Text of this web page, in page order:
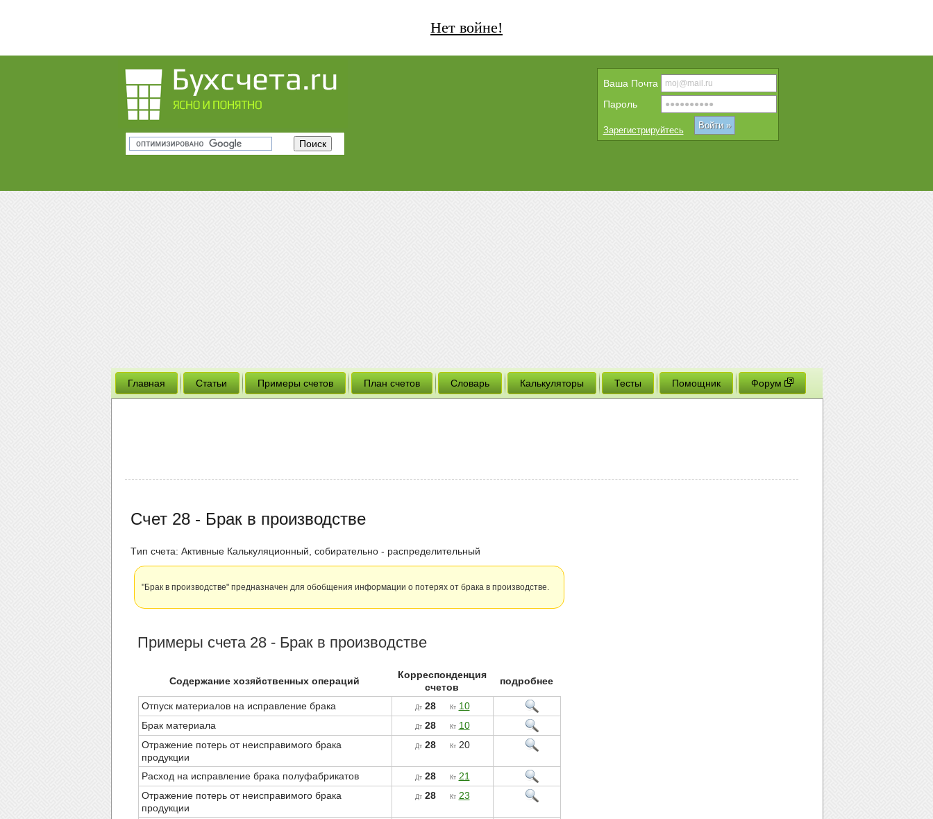
Нет войне!
Вашa Почта
Пароль
Зарегистрируйтесь
Главная Статьи Примеры счетов План счетов Словарь Калькуляторы Тесты Помощник Форум
Счет 28 - Брак в производстве
Tип счета: Активные Калькуляционный, собирательно - распределительный
"Брак в производстве" предназначен для обобщения информации о потерях от брака в производстве.
Примеры счета 28 - Брак в производстве
Содержание хозяйственных операций
Корреспонденция
счетов
подробнее
Отпуск материалов на исправление брака Дт 28 Кт 10
Брак материала
Дт 28 Кт 10
Отражение потерь от неисправимого брака
продукции
Дт 28 Кт20
Расход на исправление брака полуфабрикатов Дт 28 Кт 21
Отражение потерь от неисправимого брака
продукции
Дт 28 Кт 23